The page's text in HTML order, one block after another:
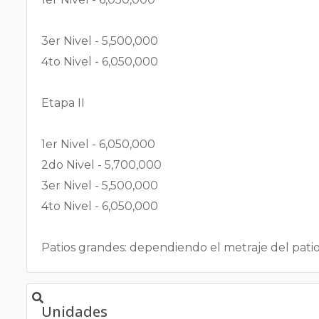
3er Nivel - 5,500,000
4to Nivel - 6,050,000
Etapa II
1er Nivel - 6,050,000
2do Nivel - 5,700,000
3er Nivel - 5,500,000
4to Nivel - 6,050,000
Patios grandes: dependiendo el metraje del
Unidades